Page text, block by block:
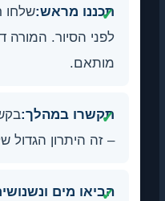
תכננו מראש: שלחו רשימת
לפני הסיור. המורה דרך יכין
מותאם.
תקשרו במהלך:בקשו
– זה היתרון הגדול של סיור
הביאו מים ונשנושים: